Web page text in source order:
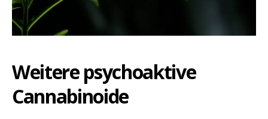
Weitere psychoaktive
Cannabinoide